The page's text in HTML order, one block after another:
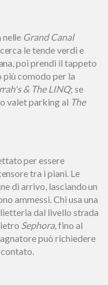
Grand Canal
le tende verdi e
poi prendi il tappeto
comodo per la
& The LINQ; se
valet parking al The
per essere
tra i piani. Le
di arrivo, lasciando un
ammessi. Chi usa una
dal livello strada
Sephora, fino al
può richiedere